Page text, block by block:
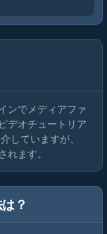
ンでメディアファ
デオチュートリア
していますが、
れます。
？